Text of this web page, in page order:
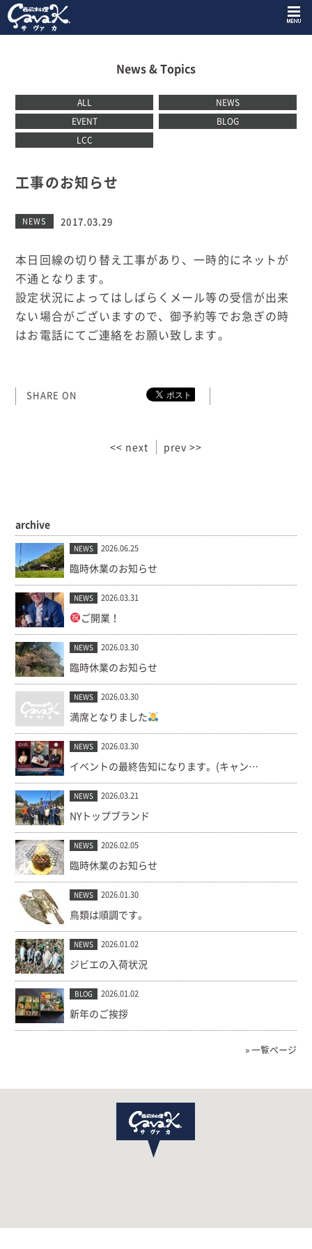
News & Topics
ALL
NEWS
EVENT
BLOG
LCC
工事のお知らせ
NEWS 2017.03.29
本日回線の切り替え工事があり、一時的にネットが
不通となります。
設定状況によってはしばらくメール等の受信が出来
ない場合がございますので、御予約等でお急ぎの時
はお電話にてご連絡をお願い致します。
SHARE ON
<< next prev >>
archive
NEWS 2026.06.25
臨時休業のお知らせ
NEWS 2026.03.31
ご開業！
NEWS 2026.03.30
臨時休業のお知らせ
NEWS 2026.03.30
満席となりました
NEWS 2026.03.30
イベントの最終告知になります。(キャンセル出ました！)
NEWS 2026.03.21
NYトップブランド
NEWS 2026.02.05
臨時休業のお知らせ
NEWS 2026.01.30
鳥類は順調です。
NEWS 2026.01.02
ジビエの入荷状況
BLOG 2026.01.02
新年のご挨拶
» 一覧ページ